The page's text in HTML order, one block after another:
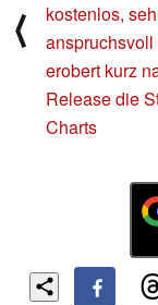
⟨
kostenlos,
anspruchsvoll
erobert kurz
Release die
Charts